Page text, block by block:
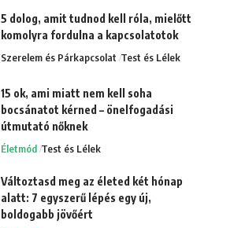
5 dolog, amit tudnod kell róla, mielőtt
komolyra fordulna a kapcsolatotok
Szerelem és Párkapcsolat Test és Lélek
15 ok, ami miatt nem kell soha
bocsánatot kérned – önelfogadási
útmutató nőknek
Életmód Test és Lélek
Változtasd meg az életed két hónap
alatt: 7 egyszerű lépés egy új,
boldogabb jövőért